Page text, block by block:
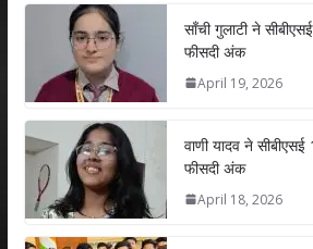
p
साँची गुलाटी ने
फीसदी अंक
April 19, 2026
वाणी यादव ने
फीसदी अंक
April 18, 2026